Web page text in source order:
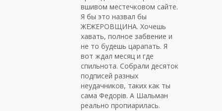
вшивом местечковом сайте.
Я бы это назвал бы
ЖЕЖЕРОВЩИНА. Хочешь
хавать, полное забвение и
не то будешь царапать. Я
вот ждал месяц и где
спильнота. Собрали десяток
подписей разных
неудачников, таких как ты
сама Федорів. А Шальман
реально пропиарилась.